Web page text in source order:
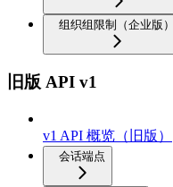
组织组限制（企业版）
旧版 API v1
v1 API 概览（旧版）
会话端点